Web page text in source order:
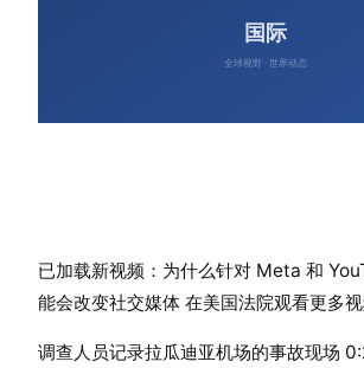
已加载新视频：为什么针对 Meta 和
能会改变社交媒体 在美国法院观看更多视
调查人员记录拉瓜迪亚机场的事故现场